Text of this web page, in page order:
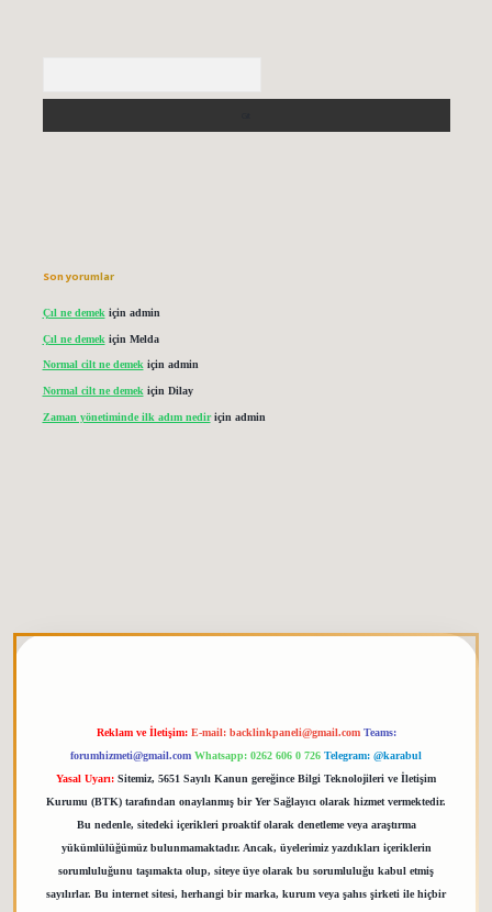
Son yorumlar
Çıl ne demek için admin
Çıl ne demek için Melda
Normal cilt ne demekiçin admin
Normal cilt ne demek için Dilay
Zaman yönetiminde ilk adım nediriçin admin
Reklam ve İletişim: E-mail: backlinkpaneli@gmail.com Teams:
forumhizmeti@gmail.com Whatsapp: 0262 606 0 726 Telegram: @karabul
Yasal Uyarı: Sitemiz, 5651 Sayılı Kanun gereğince Bilgi Teknolojileri ve İletişim
Kurumu (BTK) tarafından onaylanmış bir Yer Sağlayıcı olarak hizmet vermektedir.
Bu nedenle, sitedeki içerikleri proaktif olarak denetleme veya araştırma
yükümlülüğümüz bulunmamaktadır. Ancak, üyelerimiz yazdıkları içeriklerin
sorumluluğunu taşımakta olup, siteye üye olarak bu sorumluluğu kabul etmiş
sayılırlar. Bu internet sitesi, herhangi bir marka, kurum veya şahıs şirketi ile hiçbir